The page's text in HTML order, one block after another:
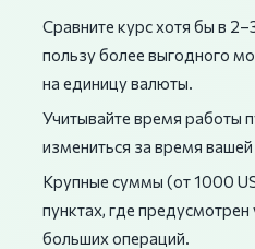
Сравните курс хотя бы в
пользу более выгодного
на единицу валюты.
Учитывайте время работы
измениться за время
Крупные суммы (от 1000
пунктах, где
больших операций.